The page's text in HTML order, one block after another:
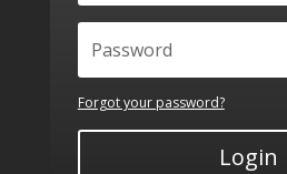
Forgot your password?
Login